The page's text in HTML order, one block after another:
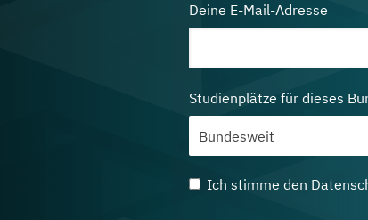
Deine E-Mail-Adresse
Studienplätze für dieses
Ich stimme den